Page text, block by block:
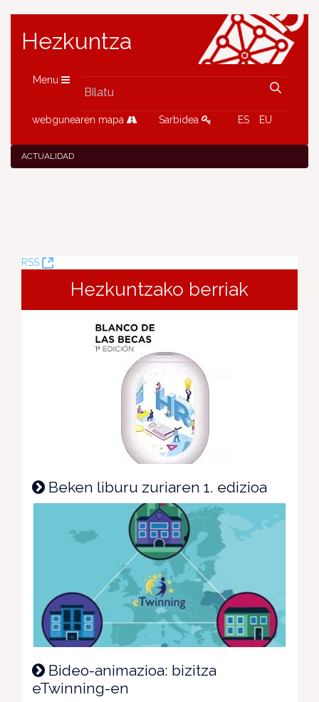
Hezkuntza
Menu
webgunearen mapa Sarbidea ES EU
ACTUALIDAD
RSS
(Leiho
ireki)Hezkuntzako berriak
Beken liburu zuriaren 1. edizioa
Bideo-animazioa: bizitza
eTwinning-en